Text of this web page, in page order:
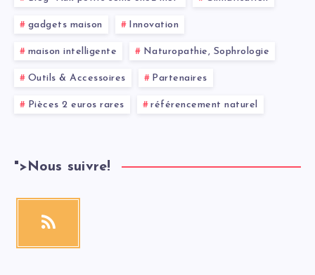
gadgets maison Innovation
maison intelligente Naturopathie, Sophrologie
Outils & Accessoires Partenaires
Pièces 2 euros rares référencement naturel
"> Nous suivre!